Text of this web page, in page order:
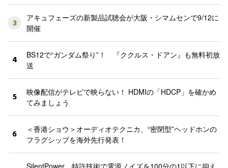
3
アキュフェーズの新製品試聴会が大阪・シマムセンで9/12に
開催
4
BS12で“ガンダム祭り”！ 『ククルス・ドアン』も無料初放
送
5
映像配信がテレビで映らない！ HDMIの「HDCP」を確かめ
てみましょう
6
＜香港ショウ＞オーディオテクニカ、“密閉型”ヘッドホンの
フラグシップを海外先行発表！
SilentPower、特許技術で電源ノイズを100分の1以下に抑え